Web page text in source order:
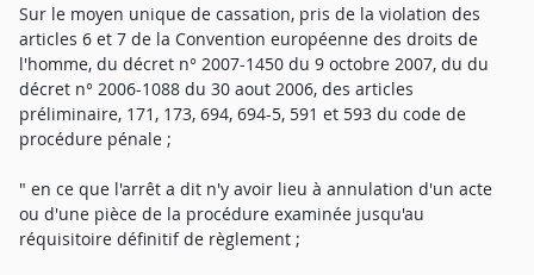
Sur le moyen unique de cassation, pris de la violation des
articles 6 et 7 de la Convention européenne des droits de
l'homme, du décret n° 2007-1450 du 9 octobre 2007, du du
décret n° 2006-1088 du 30 aout 2006, des articles
préliminaire, 171, 173, 694, 694-5, 591 et 593 du code de
procédure pénale ;
" en ce que l'arrêt a dit n'y avoir lieu à annulation d'un acte
ou d'une pièce de la procédure examinée jusqu'au
réquisitoire définitif de règlement ;